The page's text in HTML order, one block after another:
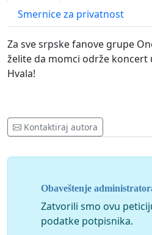
Smernice za privatnost
Za sve srpske fanove grupe
želite da momci održe koncert
Hvala!
Kontaktiraj autora
Obaveštenje
Zatvorili smo ovu
podatke potpisnika.